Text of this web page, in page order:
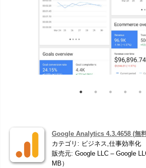
Google Analytics 4.3.4658 (無
カテゴリ: ビジネス,仕事効率化
販売元: Google LLC – Google
MB）